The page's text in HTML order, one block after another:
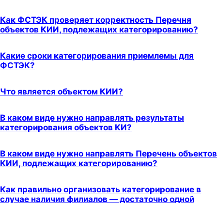
Как ФСТЭК проверяет корректность Перечня
объектов КИИ, подлежащих категорированию?
Какие сроки категорирования приемлемы для
ФСТЭК?
Что является объектом КИИ?
В каком виде нужно направлять результаты
категорирования объектов КИ?
В каком виде нужно направлять Перечень объектов
КИИ, подлежащих категорированию?
Как правильно организовать категорирование в
случае наличия филиалов — достаточно одной